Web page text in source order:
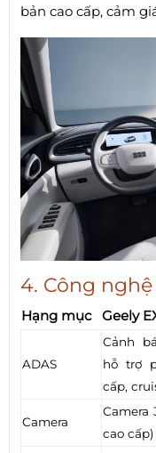
bản cao cấp, cảm
4. Công
Hạng mục Geely
ADAS
Cảnh
hỗ trợ
cấp,
Camera
Camera
cao cấp)